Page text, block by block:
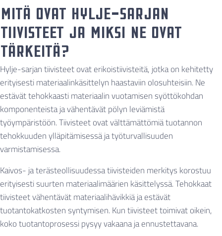
Mitä ovat Hylje-sarjan
tiivisteet ja miksi ne ovat
tärkeitä?
Hylje-sarjan tiivisteet ovat erikoistiivisteitä, jotka on kehitetty
erityisesti materiaalinkäsittelyn haastaviin olosuhteisiin. Ne
estävät tehokkaasti materiaalin vuotamisen syöttökohdan
komponenteista ja vähentävät pölyn leviämistä
työympäristöön. Tiivisteet ovat välttämättömiä tuotannon
tehokkuuden ylläpitämisessä ja työturvallisuuden
varmistamisessa.
Kaivos- ja terästeollisuudessa tiivisteiden merkitys korostuu
erityisesti suurten materiaalimäärien käsittelyssä. Tehokkaat
tiivisteet vähentävät materiaalihävikkiä ja estävät
tuotantokatkosten syntymisen. Kun tiivisteet toimivat oikein,
koko tuotantoprosessi pysyy vakaana ja ennustettavana.